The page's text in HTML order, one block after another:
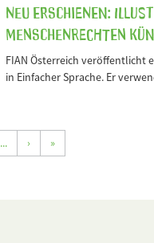
Neu erschienen:
Menschenrechten
FIAN Österreich veröffentlicht
in Einfacher Sprache. Er
... › »